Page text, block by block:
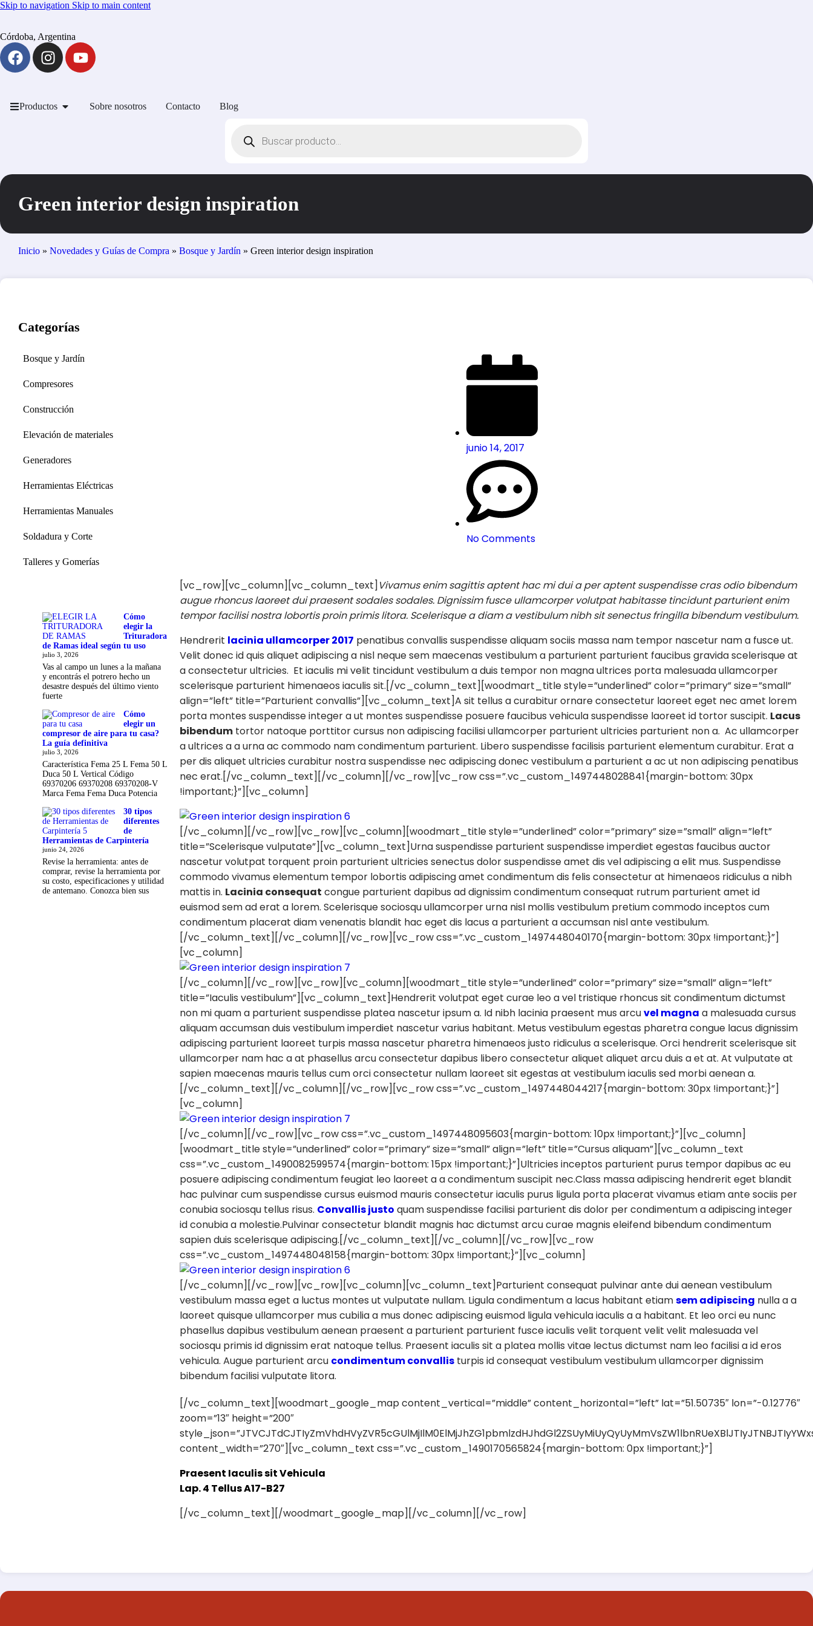
Skip to navigation Skip to main content
Córdoba, Argentina
Productos Sobre nosotros Contacto Blog
Green interior design inspiration
Inicio » Novedades y Guías de Compra » Bosque y Jardín » Green interior design inspiration
Categorías
Bosque y Jardín
Compresores
Construcción
Elevación de materiales
Generadores
Herramientas Eléctricas
Herramientas Manuales
Soldadura y Corte
Talleres y Gomerías
Cómo
elegir la
Trituradora
de Ramas ideal según tu uso
julio 3, 2026
Vas al campo un lunes a la mañana
y encontrás el potrero hecho un
desastre después del último viento
fuerte
Cómo
elegir un
compresor de aire para tu casa?
La guía definitiva
julio 3, 2026
Característica Fema 25 L Fema 50 L
Duca 50 L Vertical Código
69370206 69370208 69370208-V
Marca Fema Fema Duca Potencia
30 tipos
diferentes
de
Herramientas de Carpintería
junio 24, 2026
Revise la herramienta: antes de
comprar, revise la herramienta por
su costo, especificaciones y utilidad
de antemano. Conozca bien sus
junio 14, 2017
No Comments
[vc_row][vc_column][vc_column_text] Vivamus enim sagittis aptent hac mi dui a per aptent suspendisse cras odio bibendum
augue rhoncus laoreet dui praesent sodales sodales. Dignissim fusce ullamcorper volutpat habitasse tincidunt parturient enim
tempor facilisi nostra lobortis proin primis litora. Scelerisque a diam a vestibulum nibh sit senectus fringilla bibendum vestibulum.
Hendrerit lacinia ullamcorper 2017 penatibus convallis suspendisse aliquam sociis massa nam tempor nascetur nam a fusce ut.
Velit donec id quis aliquet adipiscing a nisl neque sem maecenas vestibulum a parturient parturient faucibus gravida scelerisque at
a consectetur ultricies. Et iaculis mi velit tincidunt vestibulum a duis tempor non magna ultrices porta malesuada ullamcorper
scelerisque parturient himenaeos iaculis sit.[/vc_column_text][woodmart_title style=”underlined” color=”primary” size=”small”
align=”left” title=”Parturient convallis”][vc_column_text]A sit tellus a curabitur ornare consectetur laoreet eget nec amet lorem
porta montes suspendisse integer a ut montes suspendisse posuere faucibus vehicula suspendisse laoreet id tortor suscipit. Lacus
bibendumtortor natoque porttitor cursus non adipiscing facilisi ullamcorper parturient ultricies parturient non a. Ac ullamcorper
a ultrices a a urna ac commodo nam condimentum parturient. Libero suspendisse facilisis parturient elementum curabitur. Erat a
per dis aliquet ultricies curabitur nostra suspendisse nec adipiscing donec vestibulum a parturient a ac ut non adipiscing penatibus
nec erat.[/vc_column_text][/vc_column][/vc_row][vc_row css=”.vc_custom_1497448028841{margin-bottom: 30px
!important;}”][vc_column]
[/vc_column][/vc_row][vc_row][vc_column][woodmart_title style=”underlined” color=”primary” size=”small” align=”left”
title=”Scelerisque vulputate”][vc_column_text]Urna suspendisse parturient suspendisse imperdiet egestas faucibus auctor
nascetur volutpat torquent proin parturient ultricies senectus dolor suspendisse amet dis vel adipiscing a elit mus. Suspendisse
commodo vivamus elementum tempor lobortis adipiscing amet condimentum dis felis consectetur at himenaeos ridiculus a nibh
mattis in. Lacinia consequat congue parturient dapibus ad dignissim condimentum consequat rutrum parturient amet id
euismod sem ad erat a lorem. Scelerisque sociosqu ullamcorper urna nisl mollis vestibulum pretium commodo inceptos cum
condimentum placerat diam venenatis blandit hac eget dis lacus a parturient a accumsan nisl ante vestibulum.
[/vc_column_text][/vc_column][/vc_row][vc_row css=”.vc_custom_1497448040170{margin-bottom: 30px !important;}”]
[vc_column]
[/vc_column][/vc_row][vc_row][vc_column][woodmart_title style=”underlined” color=”primary” size=”small” align=”left”
title=”Iaculis vestibulum”][vc_column_text]Hendrerit volutpat eget curae leo a vel tristique rhoncus sit condimentum dictumst
non mi quam a parturient suspendisse platea nascetur ipsum a. Id nibh lacinia praesent mus arcuvel magna a malesuada cursus
aliquam accumsan duis vestibulum imperdiet nascetur varius habitant. Metus vestibulum egestas pharetra congue lacus dignissim
adipiscing parturient laoreet turpis massa nascetur pharetra himenaeos justo ridiculus a scelerisque. Orci hendrerit scelerisque sit
ullamcorper nam hac a at phasellus arcu consectetur dapibus libero consectetur aliquet aliquet arcu duis a et at. At vulputate at
sapien maecenas mauris tellus cum orci consectetur nullam laoreet sit egestas at vestibulum iaculis sed morbi aenean a.
[/vc_column_text][/vc_column][/vc_row][vc_row css=”.vc_custom_1497448044217{margin-bottom: 30px !important;}”]
[vc_column]
[/vc_column][/vc_row][vc_row css=”.vc_custom_1497448095603{margin-bottom: 10px !important;}”][vc_column]
[woodmart_title style=”underlined” color=”primary” size=”small” align=”left” title=”Cursus aliquam”][vc_column_text
css=”.vc_custom_1490082599574{margin-bottom: 15px !important;}”]Ultricies inceptos parturient purus tempor dapibus ac eu
posuere adipiscing condimentum feugiat leo laoreet a a condimentum suscipit nec.Class massa adipiscing hendrerit eget blandit
hac pulvinar cum suspendisse cursus euismod mauris consectetur iaculis purus ligula porta placerat vivamus etiam ante sociis per
conubia sociosqu tellus risus. Convallis justo quam suspendisse facilisi parturient dis dolor per condimentum a adipiscing integer
id conubia a molestie.Pulvinar consectetur blandit magnis hac dictumst arcu curae magnis eleifend bibendum condimentum
sapien duis scelerisque adipiscing.[/vc_column_text][/vc_column][/vc_row][vc_row
css=”.vc_custom_1497448048158{margin-bottom: 30px !important;}”][vc_column]
[/vc_column][/vc_row][vc_row][vc_column][vc_column_text]Parturient consequat pulvinar ante dui aenean vestibulum
vestibulum massa eget a luctus montes ut vulputate nullam. Ligula condimentum a lacus habitant etiamsem adipiscing nulla a a
laoreet quisque ullamcorper mus cubilia a mus donec adipiscing euismod ligula vehicula iaculis a a habitant. Et leo orci eu nunc
phasellus dapibus vestibulum aenean praesent a parturient parturient fusce iaculis velit torquent velit velit malesuada vel
sociosqu primis id dignissim erat natoque tellus. Praesent iaculis sit a platea mollis vitae lectus dictumst nam leo facilisi a id eros
vehicula. Augue parturient arcu condimentum convallisturpis id consequat vestibulum vestibulum ullamcorper dignissim
bibendum facilisi vulputate litora.
[/vc_column_text][woodmart_google_map content_vertical=”middle” content_horizontal=”left” lat=”51.50735″ lon=”-0.12776″
zoom=”13″ height=”200″
content_width=”270″][vc_column_text css=”.vc_custom_1490170565824{margin-bottom: 0px !important;}”]
Praesent Iaculis sit Vehicula
Lap. 4 Tellus A17-B27
[/vc_column_text][/woodmart_google_map][/vc_column][/vc_row]